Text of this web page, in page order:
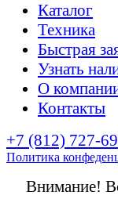
Каталог
Техника
Быстрая
Узнать
О
Контакты
+7 (812) 727-
Политика
Внимание!